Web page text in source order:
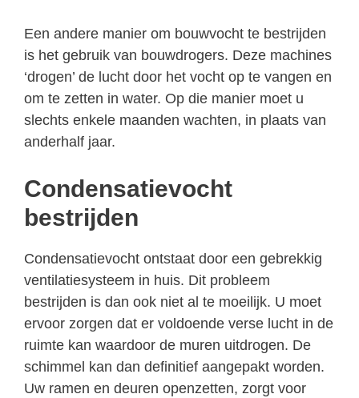
Een andere manier om bouwvocht te bestrijden
is het gebruik van bouwdrogers. Deze machines
‘drogen’ de lucht door het vocht op te vangen en
om te zetten in water. Op die manier moet u
slechts enkele maanden wachten, in plaats van
anderhalf jaar.
Condensatievocht
bestrijden
Condensatievocht ontstaat door een gebrekkig
ventilatiesysteem in huis. Dit probleem
bestrijden is dan ook niet al te moeilijk. U moet
ervoor zorgen dat er voldoende verse lucht in de
ruimte kan waardoor de muren uitdrogen. De
schimmel kan dan definitief aangepakt worden.
Uw ramen en deuren openzetten, zorgt voor